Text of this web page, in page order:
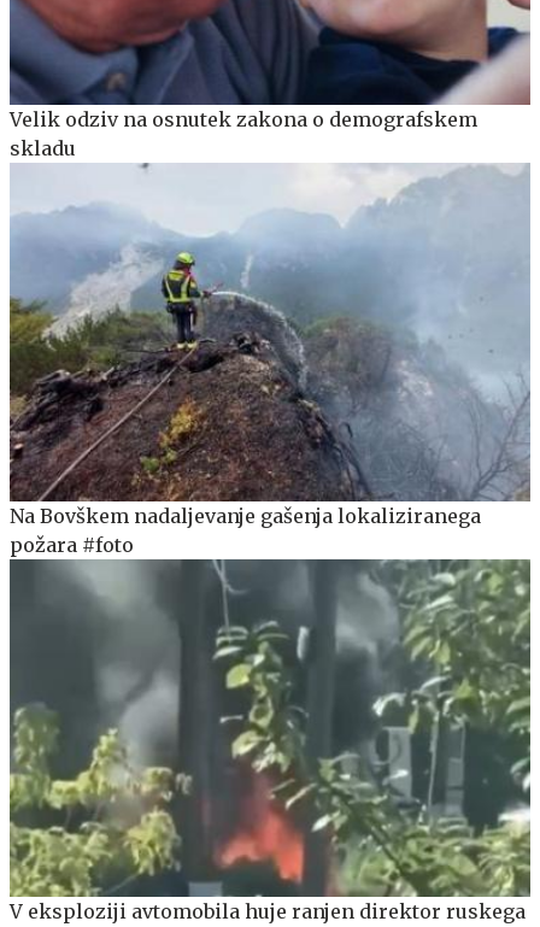
Velik odziv na osnutek zakona o demografskem
skladu
Na Bovškem nadaljevanje gašenja lokaliziranega
požara #foto
V eksploziji avtomobila huje ranjen direktor ruskega